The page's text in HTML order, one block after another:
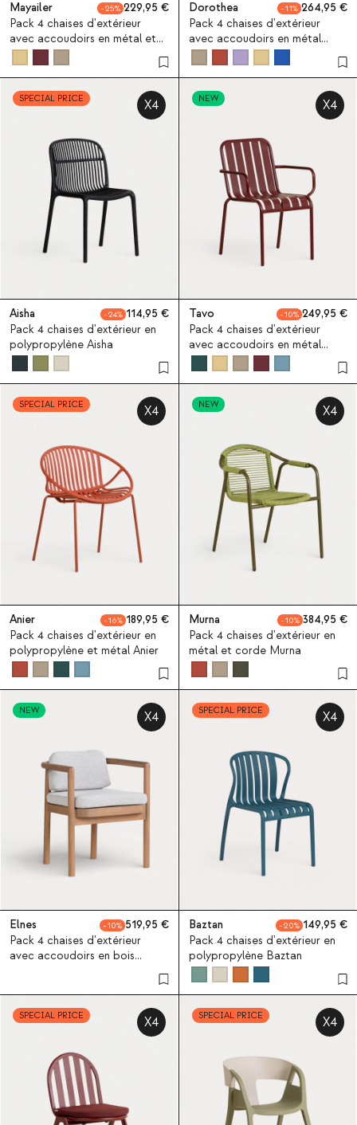
Mayailer 25
229,95
Pack 4 chaises d'extérieur
avec accoudoirs en métal et
corde Mayailer
Dorothea 11
264,95
Pack 4 chaises d'extérieur
avec accoudoirs en métal
Dorothea
SPECIAL PRICE X4
Aisha 24
114,95
Pack 4 chaises d'extérieur en
polypropylène Aisha
NEW X4
Tavo 10
249,95
Pack 4 chaises d'extérieur
avec accoudoirs en métal
Tavo
SPECIAL PRICE X4
Anier 16
189,95
Pack 4 chaises d'extérieur en
polypropylène et métal Anier
NEW X4
Murna 10
384,95
Pack 4 chaises d'extérieur en
métal et corde Murna
NEW X4
Elnes 10
519,95
Pack 4 chaises d'extérieur
avec accoudoirs en bois
SPECIAL PRICE X4
Baztan 20
149,95
Pack 4 chaises d'extérieur en
polypropylène Baztan
SPECIAL PRICE X4 SPECIAL PRICE X4